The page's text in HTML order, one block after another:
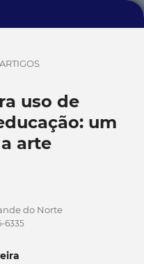
ARTIGOS
uso de
um
arte
do Norte
6335